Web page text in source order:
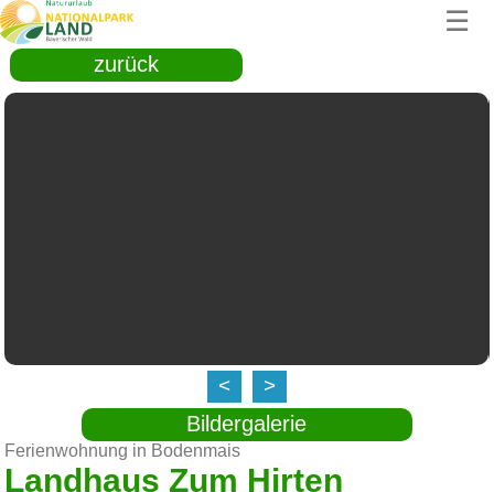
☰
zurück
< >
Bildergalerie
Ferienwohnung in Bodenmais
Landhaus Zum Hirten